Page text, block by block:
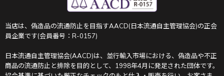
当店は、偽造品の流通防止を目指すAACD(日本流通自主管理協会)の正会
員企業です(会員番号：R-0157)
日本流通自主管理協会(AACD)は、並行輸入市場における、偽造品や不正
商品の流通防止と排除を目的として、1998年4月に発足された団体です。